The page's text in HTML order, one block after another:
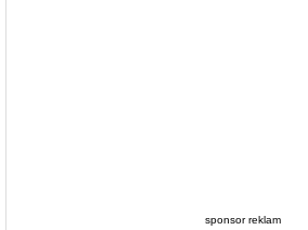
sponsor reklam